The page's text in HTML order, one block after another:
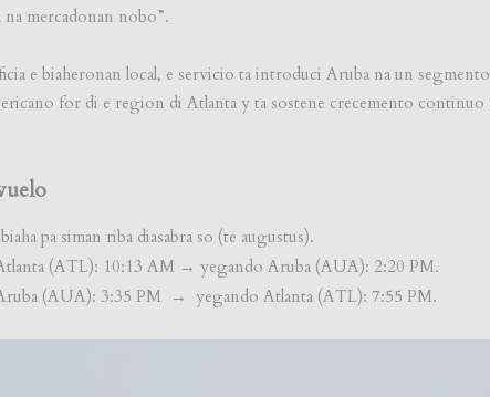
na mercadonan nobo”.
e biaheronan local, e servicio ta introduci Aruba na un
for di e region di Atlanta y ta sostene crecemento
pa siman riba diasabra so (te augustus).
(ATL): 10:13 AM → yegando Aruba (AUA): 2:20 PM.
(AUA): 3:35 PM → yegando Atlanta (ATL): 7:55 PM.